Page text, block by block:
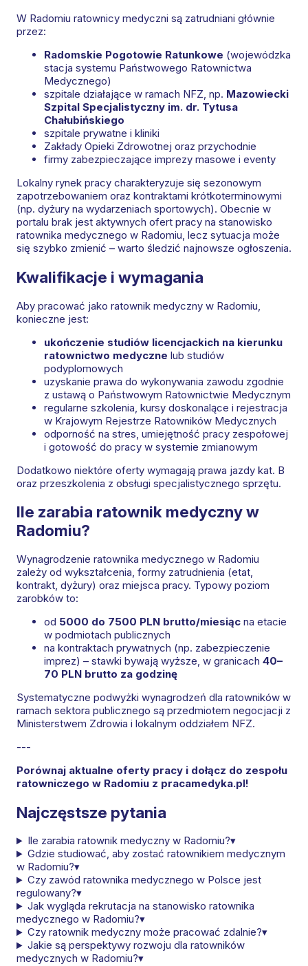
W Radomiu ratownicy medyczni są zatrudniani głównie
przez:
Radomskie Pogotowie Ratunkowe (wojewódzka
stacja systemu Państwowego Ratownictwa
Medycznego)
szpitale działające w ramach NFZ, np. Mazowiecki
Szpital Specjalistyczny im. dr. Tytusa
Chałubińskiego
szpitale prywatne i kliniki
Zakłady Opieki Zdrowotnej oraz przychodnie
firmy zabezpieczające imprezy masowe i eventy
Lokalny rynek pracy charakteryzuje się sezonowym
zapotrzebowaniem oraz kontraktami krótkoterminowymi
(np. dyżury na wydarzeniach sportowych). Obecnie w
portalu brak jest aktywnych ofert pracy na stanowisko
ratownika medycznego w Radomiu, lecz sytuacja może
się szybko zmienić – warto śledzić najnowsze ogłoszenia.
Kwalifikacje i wymagania
Aby pracować jako ratownik medyczny w Radomiu,
konieczne jest:
ukończenie studiów licencjackich na kierunku
ratownictwo medyczne lub studiów
podyplomowych
uzyskanie prawa do wykonywania zawodu zgodnie
z ustawą o Państwowym Ratownictwie Medycznym
regularne szkolenia, kursy doskonalące i rejestracja
w Krajowym Rejestrze Ratowników Medycznych
odporność na stres, umiejętność pracy zespołowej
i gotowość do pracy w systemie zmianowym
Dodatkowo niektóre oferty wymagają prawa jazdy kat. B
oraz przeszkolenia z obsługi specjalistycznego sprzętu.
Ile zarabia ratownik medyczny w
Radomiu?
Wynagrodzenie ratownika medycznego w Radomiu
zależy od wykształcenia, formy zatrudnienia (etat,
kontrakt, dyżury) oraz miejsca pracy. Typowy poziom
zarobków to:
od 5000 do 7500 PLN brutto/miesiąc na etacie
w podmiotach publicznych
na kontraktach prywatnych (np. zabezpieczenie
imprez) – stawki bywają wyższe, w granicach 40–
70 PLN brutto za godzinę
Systematyczne podwyżki wynagrodzeń dla ratowników w
ramach sektora publicznego są przedmiotem negocjacji z
Ministerstwem Zdrowia i lokalnym oddziałem NFZ.
---
Porównaj aktualne oferty pracy i dołącz do zespołu
ratowniczego w Radomiu z pracamedyka.pl!
Najczęstsze pytania
Ile zarabia ratownik medyczny w Radomiu?▾
Gdzie studiować, aby zostać ratownikiem medycznym
w Radomiu?▾
Czy zawód ratownika medycznego w Polsce jest
regulowany?▾
Jak wygląda rekrutacja na stanowisko ratownika
medycznego w Radomiu?▾
Czy ratownik medyczny może pracować zdalnie?▾
Jakie są perspektywy rozwoju dla ratowników
medycznych w Radomiu?▾